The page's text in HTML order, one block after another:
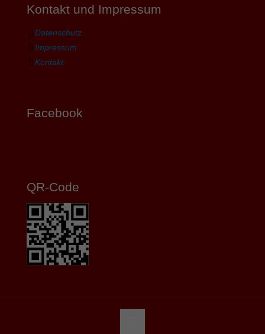
Kontakt und Impressum
Datenschutz
Impressum
Kontakt
Facebook
QR-Code